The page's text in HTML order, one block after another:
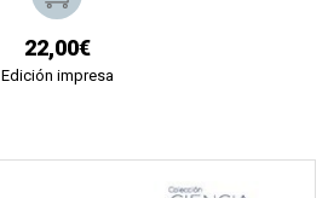
22,00€
Edición impresa